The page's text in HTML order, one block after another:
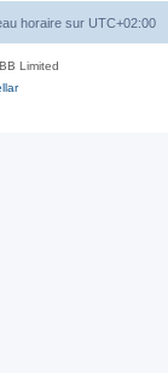
horaire sur UTC+02:00
Limited